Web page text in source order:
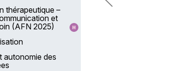
thérapeutique –
et
(AFN 2025)
autonomie des